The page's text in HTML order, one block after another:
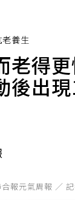
老養生
老得
後出
報元氣周報 ／